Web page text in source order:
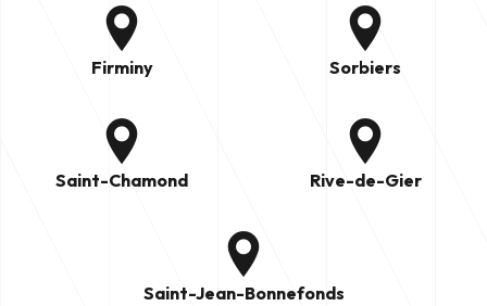
Firminy Sorbiers
Saint-Chamond Rive-de-Gier
Saint-Jean-Bonnefonds